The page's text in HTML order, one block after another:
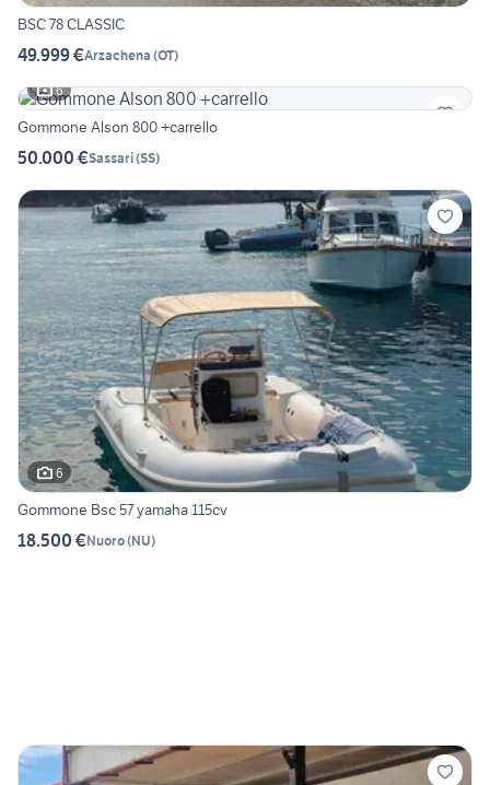
BSC 78 CLASSIC
49.999 €Arzachena (OT)
6
Gommone Alson 800 +carrello
50.000 €Sassari(SS)
6
Gommone Bsc 57 yamaha 115cv
18.500 €Nuoro(NU)